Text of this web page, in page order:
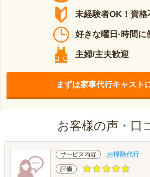
未経験者OK！資格
好きな曜日·時間に
主婦/主夫歓迎
まずは家事代行キャスト
お客様の声・口
サービス内容 お掃除代行
評価